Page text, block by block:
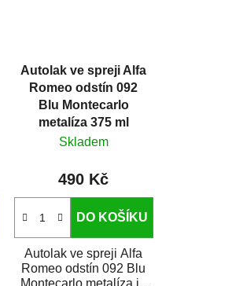
Autolak ve spreji Alfa
Romeo odstín 092
Blu Montecarlo
metalíza 375 ml
Skladem
490 Kč
DO KOŠÍKU
Autolak ve spreji Alfa
Romeo odstín 092 Blu
Montecarlo metalíza je